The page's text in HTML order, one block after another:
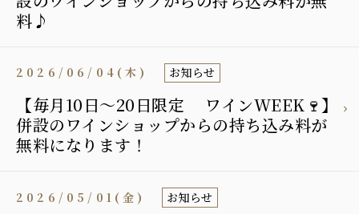
料♪
【毎月10日〜20日限定 ワインWEEK🍷】
併設のワインショップからの持ち込み料が
無料になります！
2026/06/04(木) お知らせ
2026/05/01(金) お知らせ